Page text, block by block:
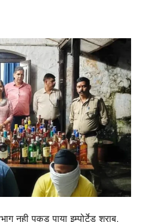
नही पकड़ पाया इम्पोर्टेड शराब,